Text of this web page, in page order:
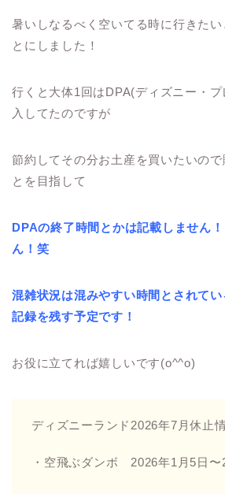
暑いしなるべく空いてる時に行きたい
とにしました！
行くと大体1回はDPA(ディズニー・
入してたのですが
節約してその分お土産を買いたいので
とを目指して
DPAの終了時間とかは記載しません
ん！笑
混雑状況は混みやすい時間とされて
記録を残す予定です！
お役に立てれば嬉しいです(o^^o)
ディズニーランド2026年7月休止
・空飛ぶダンボ 2026年1月5日〜